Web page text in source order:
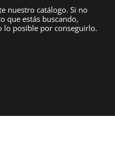
nuestro catálogo. Si no
que estás buscando,
lo posible por conseguirlo.